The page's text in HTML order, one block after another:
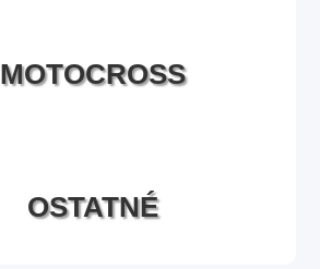
MOTOCROSS
OSTATNÉ